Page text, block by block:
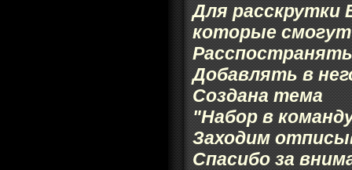
Для
которые
Добавлять в
Создана тема
"Набор в
Заходим
Спасибо за